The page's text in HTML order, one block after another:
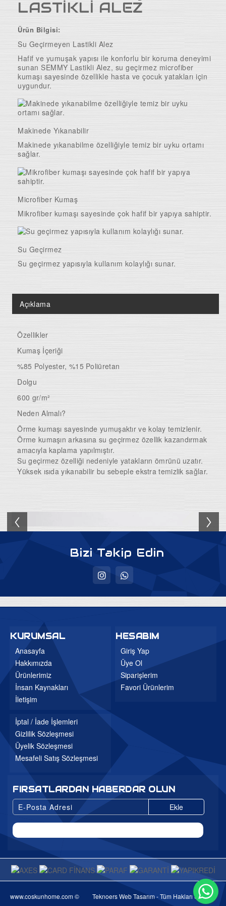
Uyku Evi
Ev Tekstili
Bebek Odaları
Genç Odaları
Bahçe Mobilyaları
Düğün Paketleri
Mutfak Masa ve Sandalye
LASTİKLİ ALEZ
Ürün Bilgisi:
Su Geçirmeyen Lastikli Alez
Hafif ve yumuşak yapısı ile konforlu bir koruma deneyimi
sunan SEMMY Lastikli Alez, su geçirmez microfiber
kumaşı sayesinde özellikle hasta ve çocuk yatakları için
uygundur.
Makinede Yıkanabilir
Makinede yıkanabilme özelliğiyle temiz bir uyku ortamı
sağlar.
Microfiber Kumaş
Mikrofiber kumaşı sayesinde çok hafif bir yapıya sahiptir.
Su Geçirmez
Su geçirmez yapısıyla kullanım kolaylığı sunar.
Açıklama
Özellikler
Kumaş İçeriği
%85 Polyester, %15 Poliüretan
Dolgu
600 gr/m²
Neden Almalı?
Örme kumaşı sayesinde yumuşaktır ve kolay temizlenir.
Örme kumaşın arkasına su geçirmez özellik kazandırmak
amacıyla kaplama yapılmıştır.
Su geçirmez özelliği nedeniyle yatakların ömrünü uzatır.
Yüksek ısıda yıkanabilir bu sebeple ekstra temizlik sağlar.
Bizi Takip Edin
KURUMSAL
Anasayfa
Hakkımızda
Ürünlerimiz
İnsan Kaynakları
İletişim
HESABIM
Giriş Yap
Üye Ol
Siparişlerim
Favori Ürünlerim
İptal / İade İşlemleri
Gizlilik Sözleşmesi
Üyelik Sözleşmesi
Mesafeli Satış Sözleşmesi
FIRSATLARDAN HABERDAR OLUN
Ekle
www.coskunhome.com © Teknoers Web Tasarım - Tüm Hakları Saklıdır.